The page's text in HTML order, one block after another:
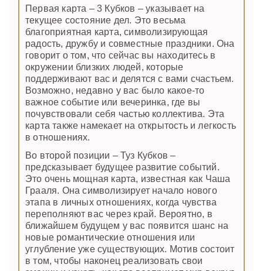
Первая карта – 3 Кубков – указывает на
текущее состояние дел. Это весьма
благоприятная карта, символизирующая
радость, дружбу и совместные праздники. Она
говорит о том, что сейчас вы находитесь в
окружении близких людей, которые
поддерживают вас и делятся с вами счастьем.
Возможно, недавно у вас было какое-то
важное событие или вечеринка, где вы
почувствовали себя частью коллектива. Эта
карта также намекает на открытость и легкость
в отношениях.
Во второй позиции – Туз Кубков –
предсказывает будущее развитие событий.
Это очень мощная карта, известная как Чаша
Грааля. Она символизирует начало нового
этапа в личных отношениях, когда чувства
переполняют вас через край. Вероятно, в
ближайшем будущем у вас появится шанс на
новые романтические отношения или
углубление уже существующих. Мотив состоит
в том, чтобы наконец реализовать свои